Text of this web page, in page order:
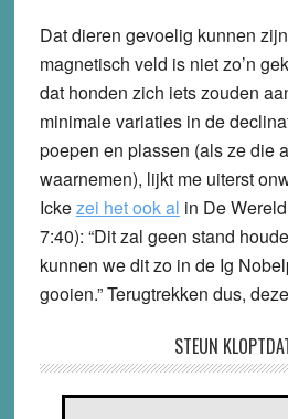
Dat dieren gevoelig kunnen
magnetisch veld is niet zo’n
dat honden zich iets zouden
minimale variaties in de
poepen en plassen (als ze die
waarnemen), lijkt me uiterst
Ickezei het ook al in De
7:40): “Dit zal geen stand
kunnen we dit zo in de Ig
gooien.” Terugtrekken dus,
STEUN